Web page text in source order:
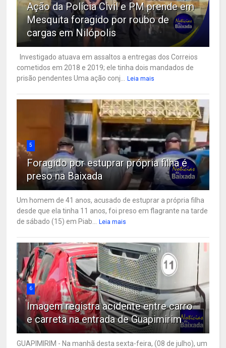
Ação da Polícia Civil e PM prende em
Mesquita foragido por roubo de
cargas em Nilópolis
Investigado atuava em assaltos a entregas dos Correios
cometidos em 2018 e 2019; ele tinha dois mandados de
prisão pendentes Uma ação conj...
Leia mais
5
Foragido por estuprar própria filha é
preso na Baixada
Um homem de 41 anos, acusado de estuprar a própria filha
desde que ela tinha 11 anos, foi preso em flagrante na tarde
de sábado (15) em Piab...
Leia mais
6
Imagem registra acidente entre carro
e carreta na entrada de Guapimirim
GUAPIMIRIM - Na manhã desta sexta-feira, (08 de julho), um